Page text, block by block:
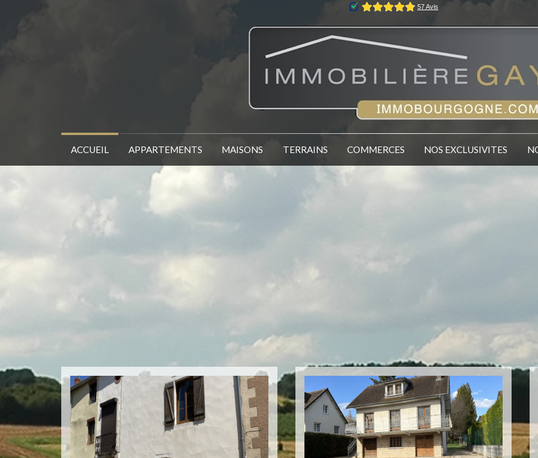
ACCUEIL APPARTEMENTS MAISONS TERRAINS COMMERCES NOS EXCLUSIVITES